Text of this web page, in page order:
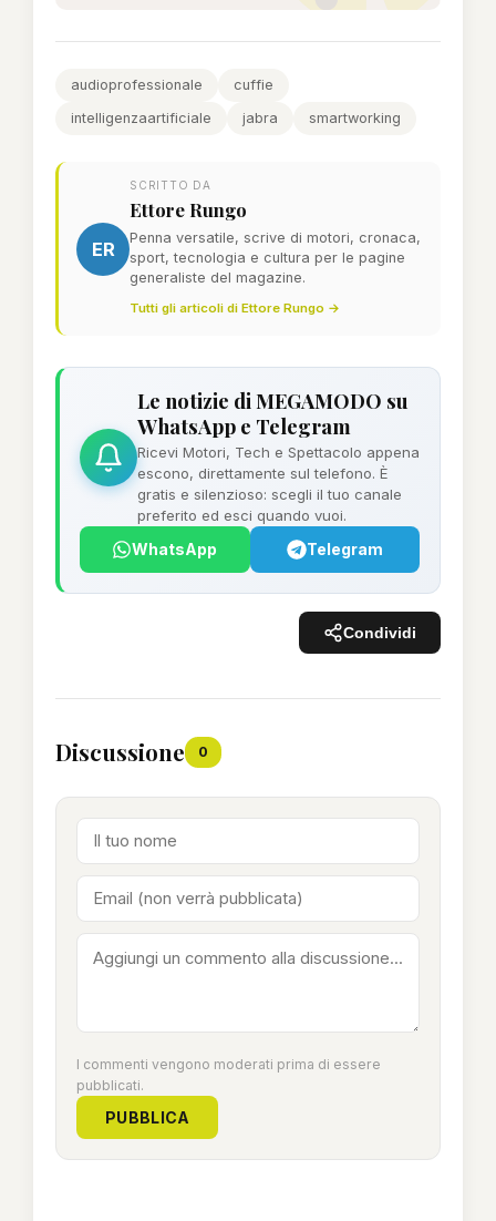
audioprofessionale
cuffie
intelligenzaartificiale
jabra smartworking
ER
SCRITTO DA
Ettore Rungo
Penna versatile, scrive di motori, cronaca,
sport, tecnologia e cultura per le pagine
generaliste del magazine.
Tutti gli articoli di Ettore Rungo →
Le notizie di MEGAMODO su
WhatsApp e Telegram
Ricevi Motori, Tech e Spettacolo appena
escono, direttamente sul telefono. È
gratis e silenzioso: scegli il tuo canale
preferito ed esci quando vuoi.
WhatsApp Telegram
Condividi
Discussione 0
I commenti vengono moderati prima di essere
pubblicati.
PUBBLICA